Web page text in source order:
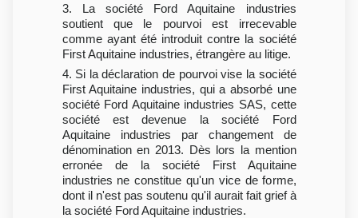
3. La société Ford Aquitaine industries
soutient que le pourvoi est irrecevable
comme ayant été introduit contre la société
First Aquitaine industries, étrangère au litige.
4. Si la déclaration de pourvoi vise la société
First Aquitaine industries, qui a absorbé une
société Ford Aquitaine industries SAS, cette
société est devenue la société Ford
Aquitaine industries par changement de
dénomination en 2013. Dès lors la mention
erronée de la société First Aquitaine
industries ne constitue qu'un vice de forme,
dont il n'est pas soutenu qu'il aurait fait grief à
la société Ford Aquitaine industries.